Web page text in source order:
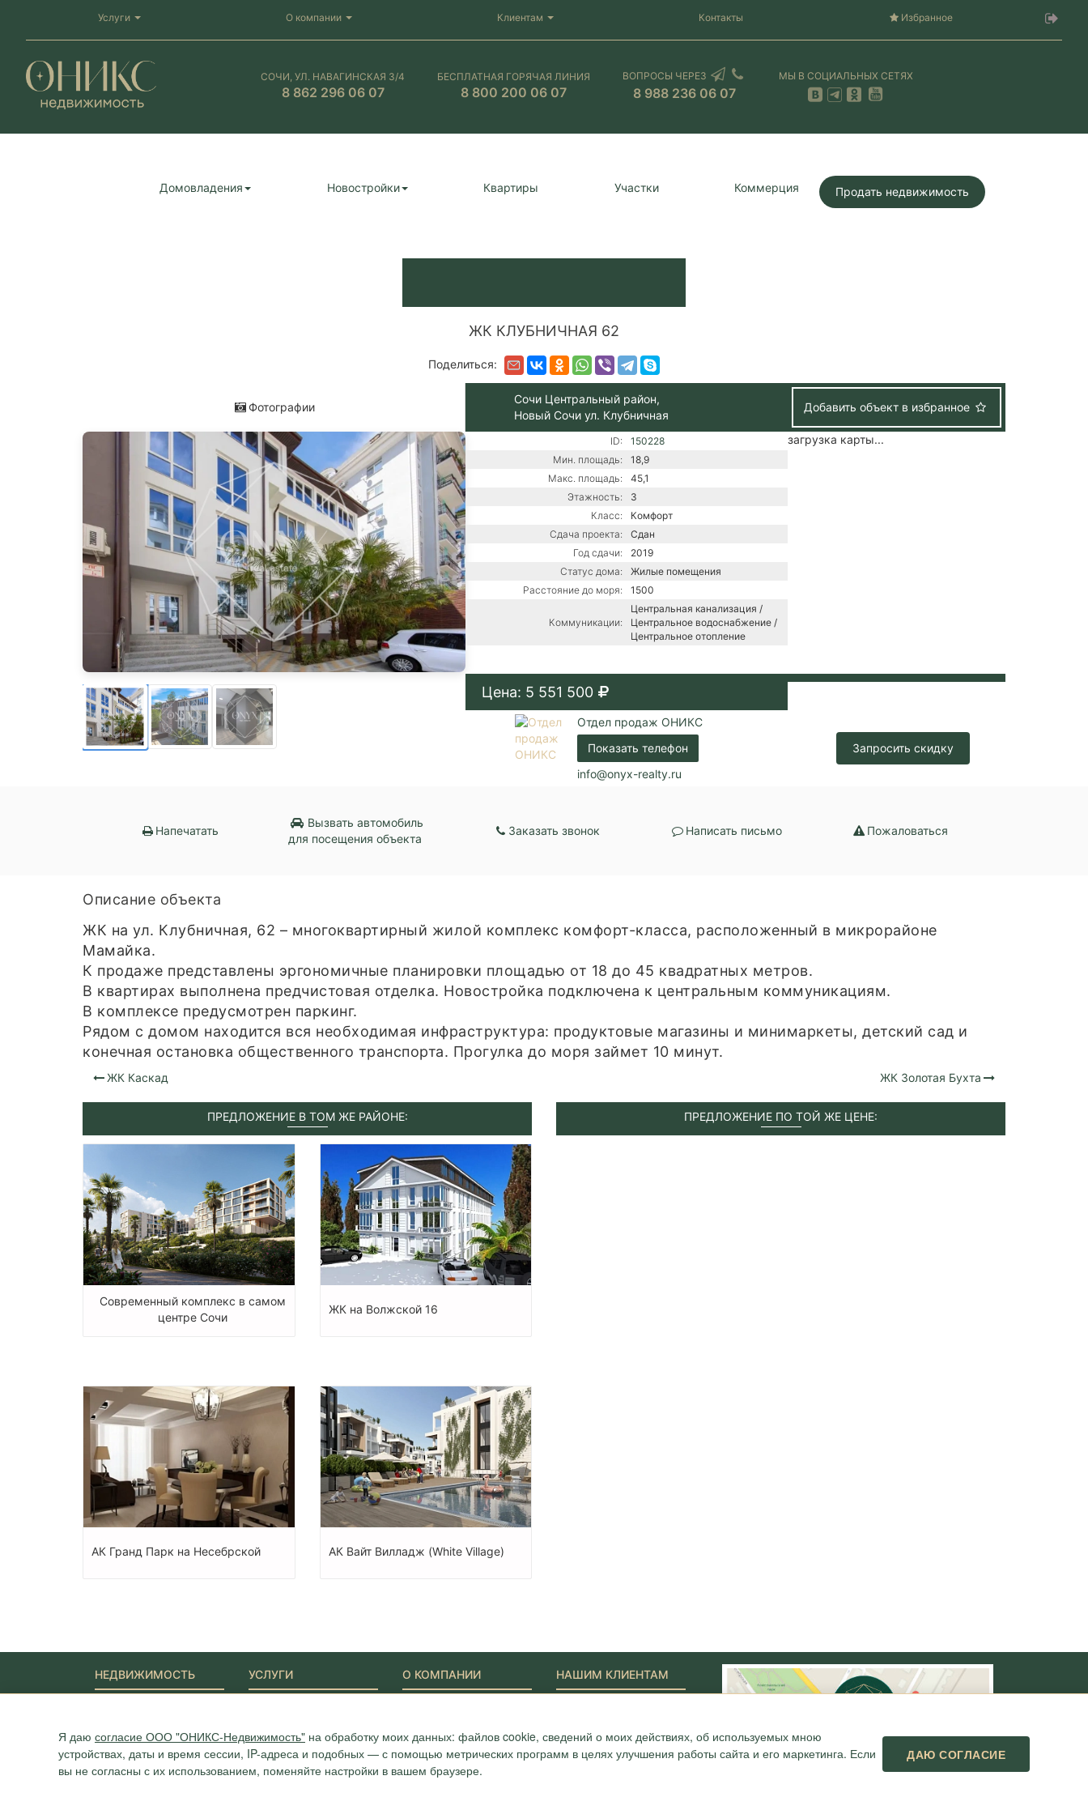
Услуги О компании Клиентам Контакты Избранное
СОЧИ, УЛ. НАВАГИНСКАЯ 3/4
8 862 296 06 07
БЕСПЛАТНАЯ ГОРЯЧАЯ ЛИНИЯ
8 800 200 06 07
ВОПРОСЫ ЧЕРЕЗ
8 988 236 06 07
МЫ В СОЦИАЛЬНЫХ СЕТЯХ
Домовладения Новостройки Квартиры Участки Коммерция Продать недвижимость
ЖК КЛУБНИЧНАЯ 62
Поделиться:
Фотографии
Сочи Центральный район,
Новый Сочи ул. Клубничная
Добавить объект в избранное
ID:
150228
Мин. площадь:
18,9
Макс. площадь:
45,1
Этажность:
3
Класс:
Комфорт
Сдача проекта:
Сдан
Год сдачи:
2019
Статус дома:
Жилые помещения
Расстояние до моря:
1500
Коммуникации:
Центральная канализация /
Центральное водоснабжение /
Центральное отопление
загрузка карты...
Цена: 5 551 500
Отдел продаж ОНИКС
Показать телефон
info@onyx-realty.ru
Запросить скидку
Напечатать
Вызвать автомобиль
для посещения объекта
Заказать звонок Написать письмо Пожаловаться
Описание объекта
ЖК на ул. Клубничная, 62 – многоквартирный жилой комплекс комфорт-класса, расположенный в микрорайоне
Мамайка.
К продаже представлены эргономичные планировки площадью от 18 до 45 квадратных метров.
В квартирах выполнена предчистовая отделка. Новостройка подключена к центральным коммуникациям.
В комплексе предусмотрен паркинг.
Рядом с домом находится вся необходимая инфраструктура: продуктовые магазины и минимаркеты, детский сад и
конечная остановка общественного транспорта. Прогулка до моря займет 10 минут.
ЖК Каскад ЖК Золотая Бухта
ПРЕДЛОЖЕНИЕ В ТОМ ЖЕ РАЙОНЕ:
Современный комплекс в самом
центре Сочи
ЖК на Волжской 16
АК Гранд Парк на Несебрской АК Вайт Вилладж (White Village)
ПРЕДЛОЖЕНИЕ ПО ТОЙ ЖЕ ЦЕНЕ:
Я даю согласие ООО "ОНИКС-Недвижимость" на обработку моих данных: файлов cookie, сведений о моих действиях, об используемых мною
устройствах, даты и время сессии, IP-адреса и подобных — с помощью метрических программ в целях улучшения работы сайта и его маркетинга. Если
вы не согласны с их использованием, поменяйте настройки в вашем браузере.
ДАЮ СОГЛАСИЕ
НЕДВИЖИМОСТЬ
Дома
Участки
Коммерция
УСЛУГИ О КОМПАНИИ
ONYX-VIP
Сотрудники
Награды и сертификаты
Вакансии
НАШИМ КЛИЕНТАМ
Полезные статьи
Карта
Вопрос-ответ